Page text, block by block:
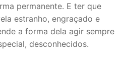
permanente. E ter que
estranho, engraçado e
a forma dela agir sempre
desconhecidos.